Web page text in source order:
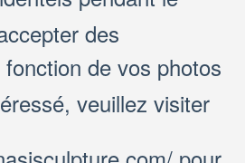
des
fonction de vos photos
veuillez visiter
pour